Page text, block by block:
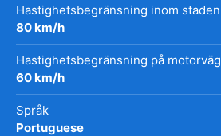
Hastighetsbegränsning inom staden
80 km/h
Hastighetsbegränsning på motorväg
60 km/h
Språk
Portuguese